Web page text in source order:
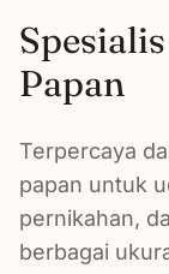
Papan
Terpercaya
papan untuk
pernikahan,
berbagai